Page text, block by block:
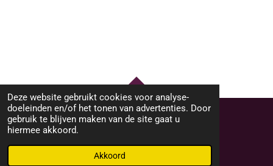
Deze website gebruikt cookies voor analyse-
doeleinden en/of het tonen van advertenties. Door
gebruik te blijven maken van de site gaat u
hiermee akkoord.
Akkoord
TOP
© 2023 - 2026 M46Sieraden
Powered byJouwWeb